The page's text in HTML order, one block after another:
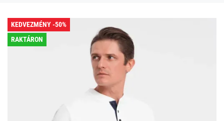
KEDVEZMÉNY -50%
RAKTÁRON